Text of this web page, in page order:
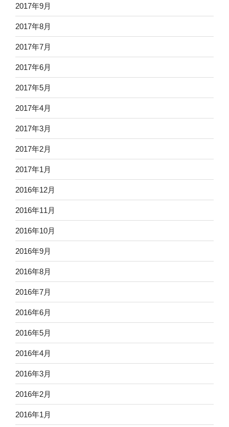
2017年9月
2017年8月
2017年7月
2017年6月
2017年5月
2017年4月
2017年3月
2017年2月
2017年1月
2016年12月
2016年11月
2016年10月
2016年9月
2016年8月
2016年7月
2016年6月
2016年5月
2016年4月
2016年3月
2016年2月
2016年1月